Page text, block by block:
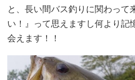
と、長い間バス釣りに関わって
い！』って思えますし何より記
会えます！！